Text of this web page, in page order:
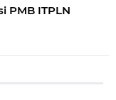
PMB ITPLN